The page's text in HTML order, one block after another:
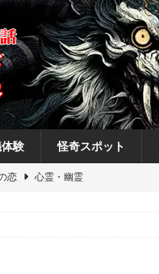
験 怪奇スポット
恋
心霊・幽霊